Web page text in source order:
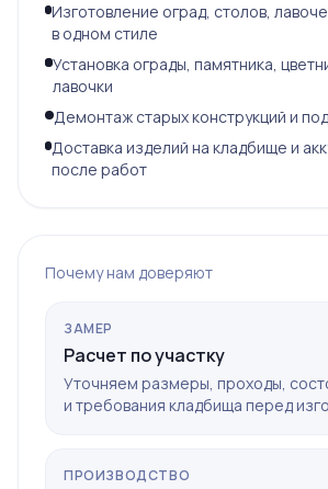
Изготовление оград, столов,
в одном стиле
Установка ограды, памятника,
лавочки
Демонтаж старых конструкций и
Доставка изделий на кладбище и
после работ
Почему нам доверяют
ЗАМЕР
Расчет по участку
Уточняем размеры, проходы,
и требования кладбища перед
ПРОИЗВОДСТВО